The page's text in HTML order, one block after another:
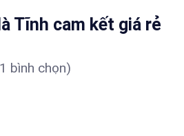
Tĩnh cam kết giá rẻ
bình chọn)